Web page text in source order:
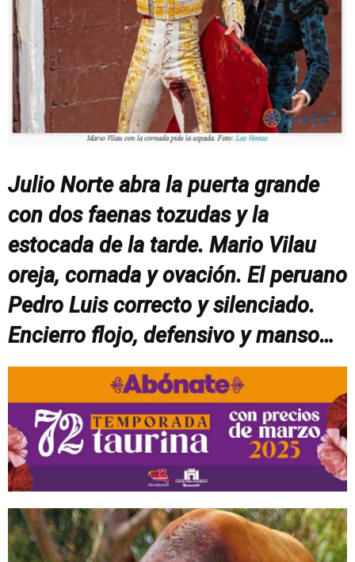
Julio Norte abra la puerta grande
con dos faenas tozudas y la
estocada de la tarde. Mario Vilau
oreja, cornada y ovación. El peruano
Pedro Luis correcto y silenciado.
Encierro flojo, defensivo y manso…